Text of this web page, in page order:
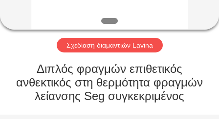
ΕΜΆΣ
ΕΡΓΟΣΤΑΣΊΩΝ
ΠΟΙΟΤΙΚΌΣ
Σχεδίαση διαμαντιών Lavina
Διπλός φραγμών επιθετικός
ανθεκτικός στη θερμότητα φραγμών
λείανσης Seg συγκεκριμένος